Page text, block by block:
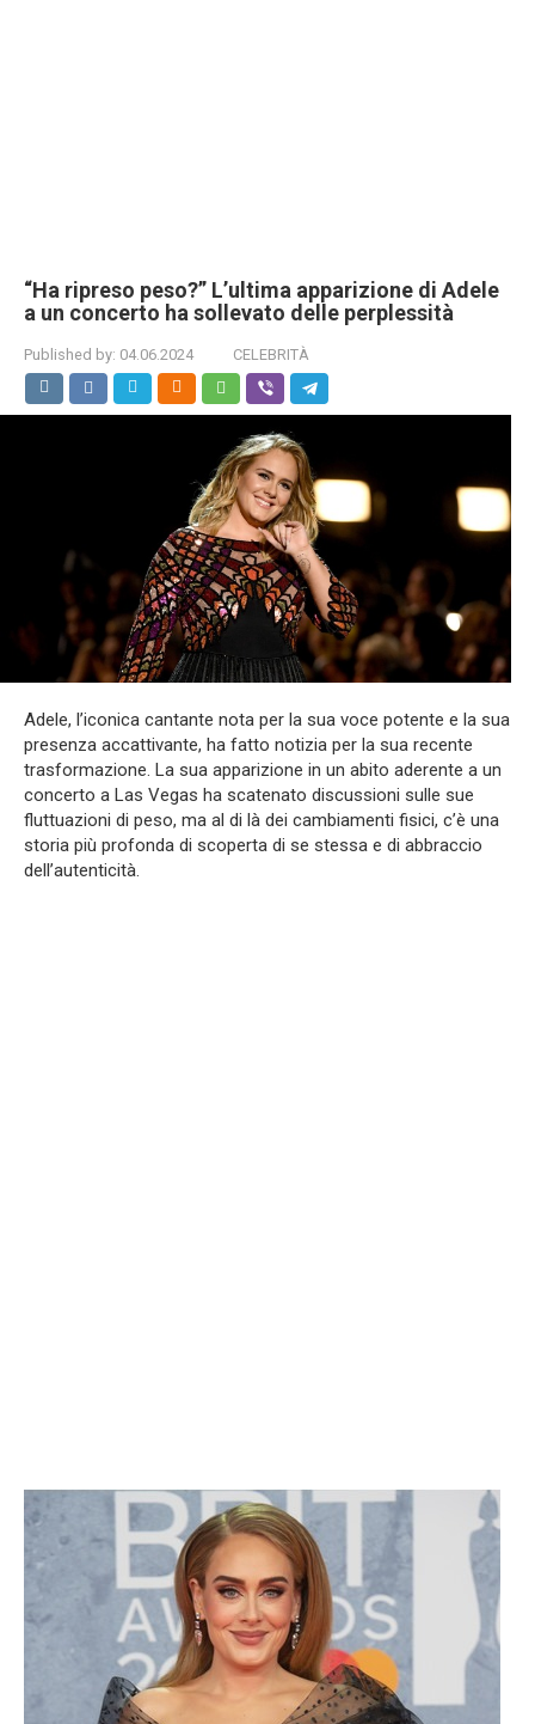
“Ha ripreso peso?” L’ultima apparizione di Adele
a un concerto ha sollevato delle perplessità
Published by: 04.06.2024 CELEBRITÀ
Adele, l’iconica cantante nota per la sua voce potente e la sua
presenza accattivante, ha fatto notizia per la sua recente
trasformazione. La sua apparizione in un abito aderente a un
concerto a Las Vegas ha scatenato discussioni sulle sue
fluttuazioni di peso, ma al di là dei cambiamenti fisici, c’è una
storia più profonda di scoperta di se stessa e di abbraccio
dell’autenticità.